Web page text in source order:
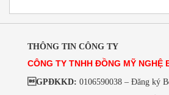
THÔNG TIN CÔNG TY
CÔNG TY TNHH ĐỒNG MỸ NGHỆ
GPĐKKD: 0106590038 – Đăng ký